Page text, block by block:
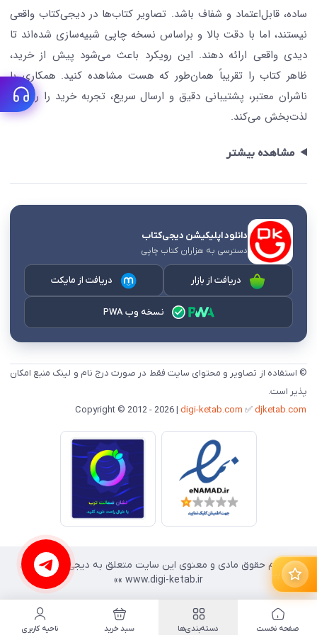
ساده، قابل‌اعتماد و شفاف باشد. تصاویر کتاب‌ها در دیجی‌کتاب واقعی
نیستند، اما با دقت بالا و براساس نسخه چاپی شبیه‌سازی شده‌اند تا
دیدی واقعی ارائه دهند. این رویکرد باعث می‌شود پیش از خرید،
ظاهر کتاب را تقریباً همان‌طور که هست مشاهده کنید. همکاری با
ناشران معتبر، پشتیبانی دقیق و ارسال سریع، تجربه خرید را روان و
لذت‌بخش می‌کند.
مشاهده بیشتر
دانلود اپلیکیشن دیجی‌کتاب
دسترسی به هزاران کتاب چاپی
دریافت از بازار دریافت از مایکت
نسخه وب PWA
© استفاده از تصاویر و محتوای سایت فقط در صورت درج نام و لینک منبع امکان
پذیر است.
digi-ketab.com ✅djketab.com
«« تمام حقوق مادی و معنوی این سایت متعلق به دیجی کتاب است.
www.digi-ketab.ir »»
صفحه نخست دسته‌بندی‌ها سبد خرید ناحیه کاربری
پیشنهادهای طلایی